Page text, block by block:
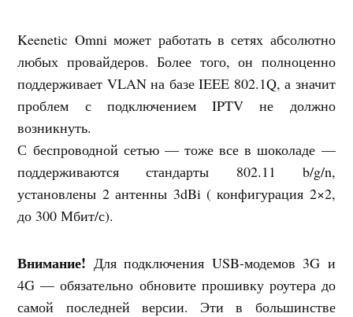
Keenetic Omni может работать в сетях абсолютно
любых провайдеров. Более того, он полноценно
поддерживает VLAN на базе IEEE 802.1Q, а значит
проблем с подключением IPTV не должно
возникнуть.
С беспроводной сетью — тоже все в шоколаде —
поддерживаются стандарты 802.11 b/g/n,
установлены 2 антенны 3dBi ( конфигурация 2×2,
до 300 Мбит/с).
Внимание! Для подключения USB-модемов 3G и
4G — обязательно обновите прошивку роутера до
самой последней версии. Эти в большинстве